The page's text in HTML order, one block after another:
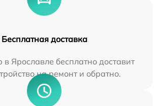
Бесплатная доставка
Ярославле бесплатно доставит
на ремонт и обратно.